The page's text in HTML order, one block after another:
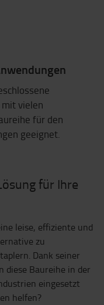
vielen
für den
geeignet.
für Ihre
leise, effiziente und
zu
Dank seiner
diese Baureihe in der
eingesetzt
helfen?